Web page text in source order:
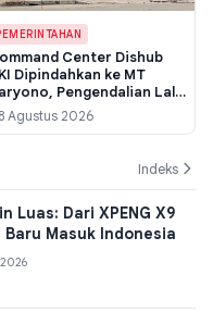
Center Dishub
Dipindahkan ke MT
Pengendalian Lalu
Terjaga Pasca
Bapenda
Agustus 2026
Indeks
Luas: Dari XPENG X9
Masuk Indonesia